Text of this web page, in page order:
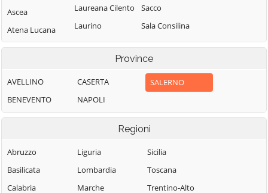
Ascea
Atena Lucana
Atrani
Baronissi
Battipaglia
Bellizzi
Bracigliano
Buccino
Buonabitacolo
Laureana Cilento
Laurino
Laurito
Lustra
Magliano Vetere
Maiori
Mercato San
Severino
Minori
Moio della
Sacco
Sala Consilina
Salento
Salerno
Salvitelle
Picentino
San Giovanni a
Magno
Province
AVELLINO
BENEVENTO
CASERTA
NAPOLI
SALERNO
Regioni
Abruzzo
Basilicata
Calabria
Liguria
Lombardia
Marche
Sicilia
Toscana
Trentino-Alto